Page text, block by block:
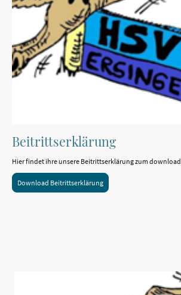
Beitrittserklärung
Hier findet ihre unsere Beitrittserklärung zum download
Download Beitrittserklärung